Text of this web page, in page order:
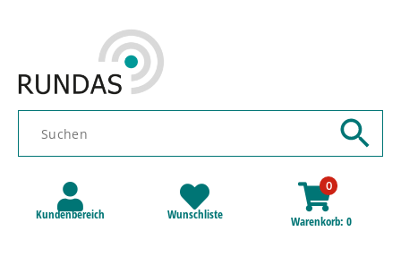
Kundenbereich Wunschliste
0
Warenkorb 0